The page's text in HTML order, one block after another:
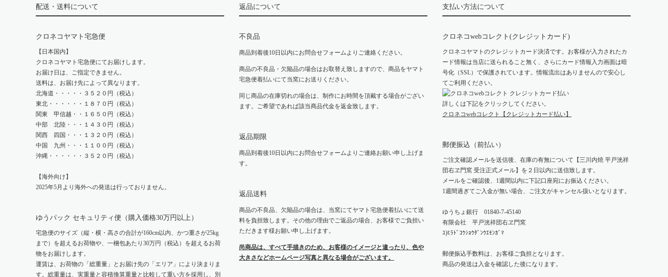
配送・送料について
クロネコヤマト宅急便
【日本国内】
クロネコヤマト宅急便にてお届けします。
お届け日は、ご指定できません。
送料は、お届け先によって異なります。
北海道・・・・・３５２０円（税込）
東北・・・・・・１８７０円（税込）
関東 甲信越・・１６５０円（税込）
中部 北陸・・・１４３０円（税込）
関西 四国・・・１３２０円（税込）
中国 九州・・・１１００円（税込）
沖縄・・・・・・３５２０円（税込）
【海外向け】
2025年5月より海外への発送は行っておりません。
ゆうパック セキュリティ便（購入価格30万円以上）
宅急便のサイズ（縦・横・高さの合計が160cm以内、かつ重さが25kg
まで）を超えるお荷物や、一梱包あたり30万円（税込）を超えるお荷
物をお届けします。
運賃は、お荷物の「総重量」とお届け先の「エリア」により決まりま
す。総重量は、実重量と容積換算重量と比較して重い方を採用し、別
返品について
不良品
商品到着後10日以内にお問合せフォームよりご連絡ください。
商品の不良品・欠陥品の場合はお取替え致しますので、商品をヤマト
宅急便着払いにて当窯にお送りください。
同じ商品の在庫切れの場合は、制作にお時間を頂戴する場合がござい
ます。ご希望であれば該当商品代金を返金致します。
返品期限
商品到着後10日以内にお問合せフォームよりご連絡お願い申し上げま
す。
返品送料
商品の不良品、欠陥品の場合は、当窯にてヤマト宅急便着払いにて送
料を負担致します。その他の理由でご返品の場合、お客様でご負担い
ただきます様お願い申し上げます。
尚商品は、すべて手描きのため、お客様のイメージと違ったり、色や
大きさなどホームページ写真と異なる場合がございます。
支払い方法について
クロネコwebコレクト(クレジットカード)
クロネコヤマトのクレジットカード決済です。お客様が入力されたカ
ード情報は当店に送られること無く、さらにカード情報入力画面は暗
号化（SSL）で保護されています。情報流出はありませんので安心し
てご利用ください。
詳しくは下記をクリックしてください。
クロネコwebコレクト【クレジットカード払い】
郵便振込（前払い）
ご注文確認メールを送信後、在庫の有無について【三川内焼 平戸洸祥
団右ヱ門窯 受注正式メール】を２日以内に送信致します。
メールをご確認後、1週間以内に下記口座宛にお振込ください。
1週間過ぎてご入金が無い場合、ご注文がキャンセル扱いとなります。
ゆうちょ銀行 01840-7-45140
有限会社 平戸洸祥団右ヱ門窯
ﾕ)ﾋﾗﾄﾞｺｳｼｮｳﾀﾞﾝｳｴﾓﾝｶﾞﾏ
郵便振込手数料は、お客様ご負担となります。
商品の発送は入金を確認した後になります。